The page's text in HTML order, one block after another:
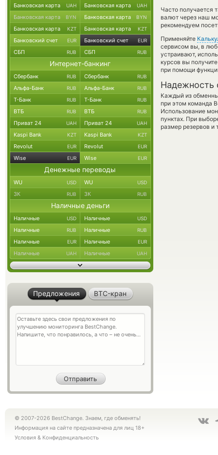
Часто получается
валют через наш
рекомендуем
Применяйте
сервисом вы, в
устраивают,
курсов вы
при помощи
Надежность
Каждый из
при этом команда
Использование
пунктах. При
размер резервов и
Банковская карта UAH Банковская карта UAH
Банковская карта BYN Банковская карта BYN
Банковская карта KZT Банковская карта KZT
Банковский счет EUR Банковский счет EUR
СБП RUB СБП RUB
Интернет-банкинг
Сбербанк RUB Сбербанк RUB
Альфа-Банк RUB Альфа-Банк RUB
Т-Банк RUB Т-Банк RUB
ВТБ RUB ВТБ RUB
Приват 24 UAH Приват 24 UAH
Kaspi Bank KZT Kaspi Bank KZT
Revolut EUR Revolut EUR
Wise EUR Wise EUR
Денежные переводы
WU USD WU USD
ЗК RUB ЗК RUB
Наличные деньги
Наличные USD Наличные USD
Наличные RUB Наличные RUB
Наличные EUR Наличные EUR
Наличные UAH Наличные UAH
Предложения BTC-кран
© 2007-2026 BestChange. Знаем, где обменять!
Информация на сайте предназначена для лиц 18+
Условия & Конфиденциальность